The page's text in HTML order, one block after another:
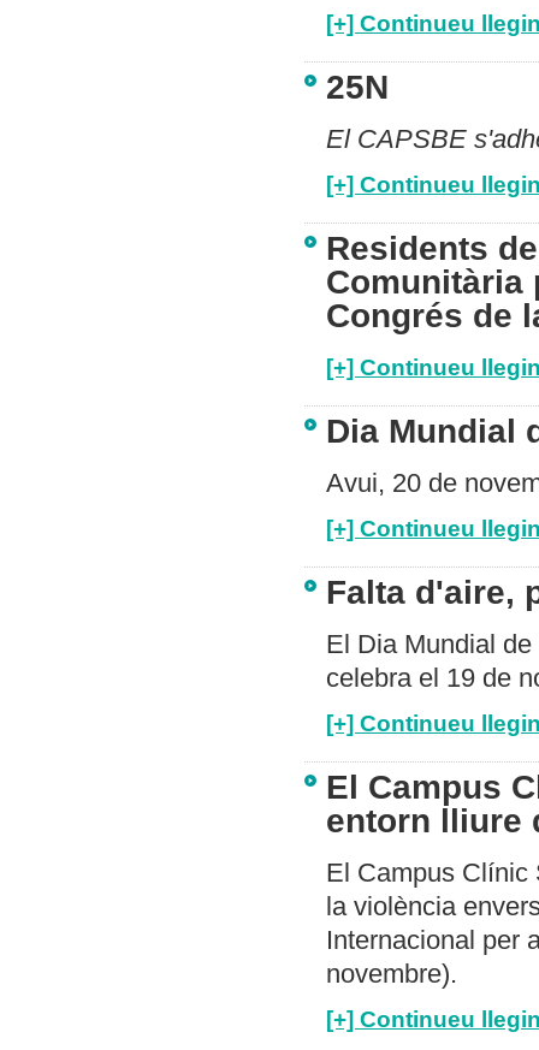
[+] Continueu
25N
El CAPSBE
[+] Continueu
Residents
Comunitària
Congrés de
[+] Continueu
Dia Mundial
Avui, 20 de
[+] Continueu
Falta d'aire,
El Dia Mundial
celebra el 19 de
[+] Continueu
El Campus
entorn lliure
El Campus Clínic
la violència
Internacional per
novembre).
[+] Continueu